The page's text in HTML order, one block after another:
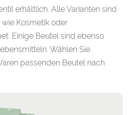
erhältlich. Alle Varianten sind
Kosmetik oder
Einige Beutel sind ebenso
Wählen Sie
passenden Beutel nach